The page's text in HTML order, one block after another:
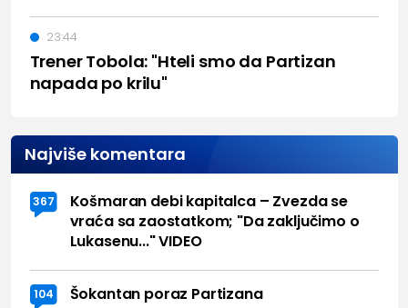
Trener Tobola: "Hteli smo da Partizan
napada po krilu"
23:44
Najviše komentara
367
Košmaran debi kapitalca – Zvezda se
vraća sa zaostatkom; "Da zaključimo o
Lukasenu..." VIDEO
104 Šokantan poraz Partizana